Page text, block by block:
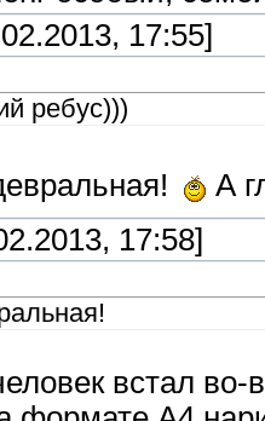
17:55]
ребус)))
А
17:58]
встал